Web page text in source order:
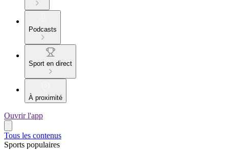
Podcasts
Sport en direct
À proximité
Ouvrir l'app
Tous les contenus
Sports populaires